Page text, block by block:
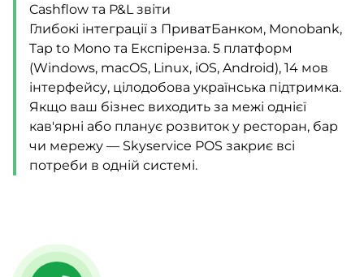
Cashflow та P&L звіти
Глибокі інтеграції з ПриватБанком, Monobank,
Tap to Mono та Експіренза. 5 платформ
(Windows, macOS, Linux, iOS, Android), 14 мов
інтерфейсу, цілодобова українська підтримка.
Якщо ваш бізнес виходить за межі однієї
кав'ярні або планує розвиток у ресторан, бар
чи мережу — Skyservice POS закриє всі
потреби в одній системі.